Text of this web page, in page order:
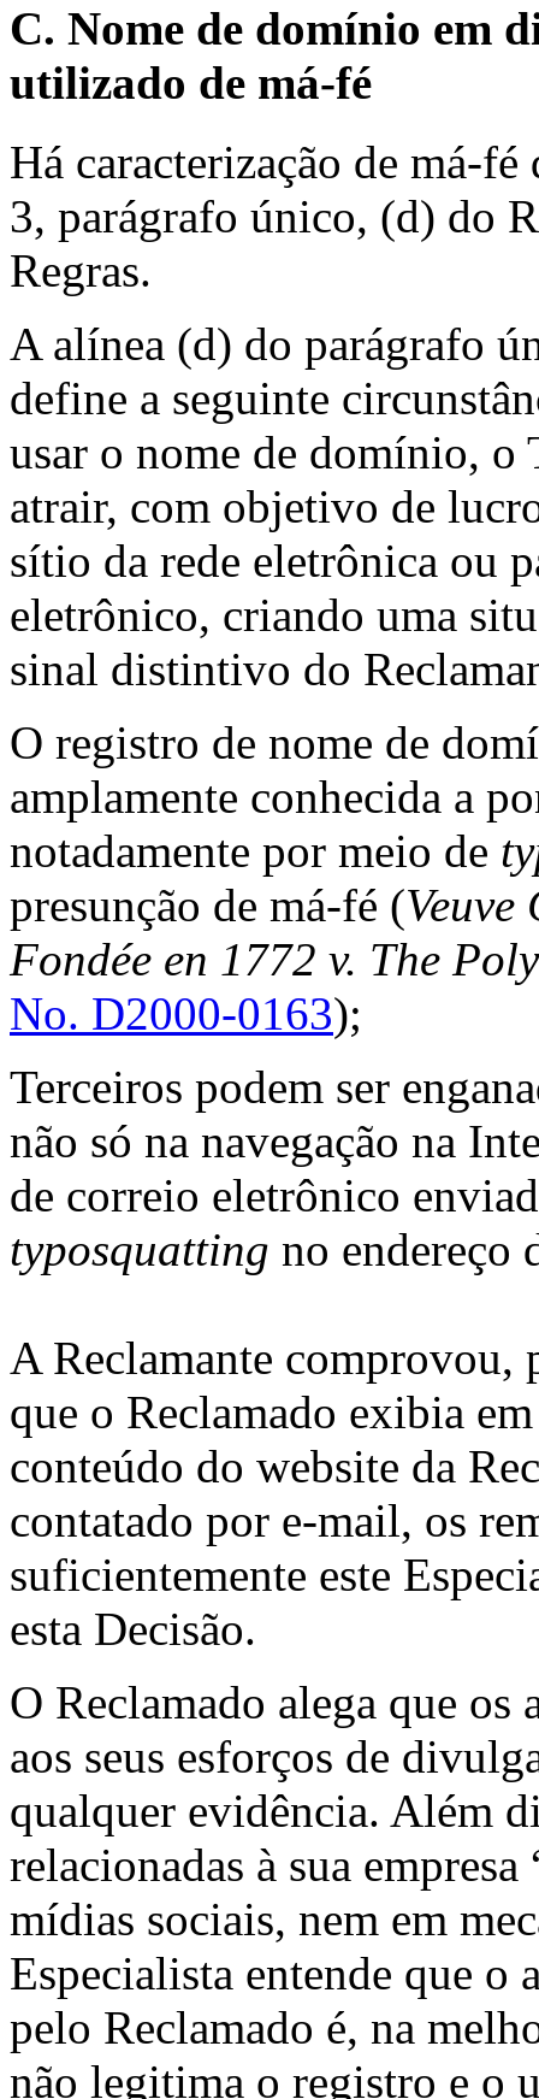
C. Nome de domínio em
utilizado de má-fé
Há caracterização de má-
3, parágrafo único, (d) do
Regras.
A alínea (d) do parágrafo
define a seguinte
usar o nome de domínio,
atrair, com objetivo de
sítio da rede eletrônica ou
eletrônico, criando uma
sinal distintivo do
O registro de nome de
amplamente conhecida a
notadamente por meio de
presunção de má-fé (
Fondée en 1772 v. The
No. D2000-0163);
Terceiros podem ser
não só na navegação na
de correio eletrônico
typosquatting no endereço
A Reclamante comprovou,
que o Reclamado exibia
conteúdo do website da
contatado por e-mail, os
suficientemente este
esta Decisão.
O Reclamado alega que os
aos seus esforços de
qualquer evidência. Além
relacionadas à sua
mídias sociais, nem em
Especialista entende que o
pelo Reclamado é, na
não legitima o registro e o